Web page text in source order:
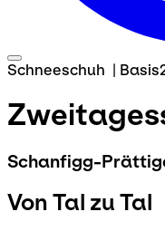
Schneeschuh | Basis
Schanfigg-
Von Tal zu Tal